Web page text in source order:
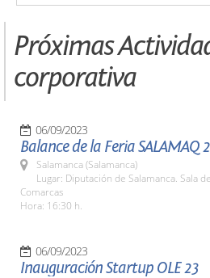
Próximas
corporativa
06/09/2023
Balance de la Feria SALAMAQ
Salamanca (Salamanca)
Lugar: Diputación de Salamanca. Sala
Comarcas
Hora: 16:30 h.
06/09/2023
Inauguración Startup OLE 23